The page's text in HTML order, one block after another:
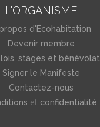
L'ORGANISME
d'Écohabitation
Devenir membre
stages et bénévolat
Signer le Manifeste
Contactez-nous
et confidentialité